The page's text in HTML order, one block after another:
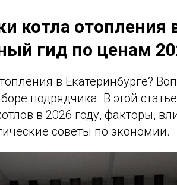
котла отопления
гид по ценам
в Екатеринбурге?
подрядчика. В этой
в 2026 году, факторы,
советы по экономии.